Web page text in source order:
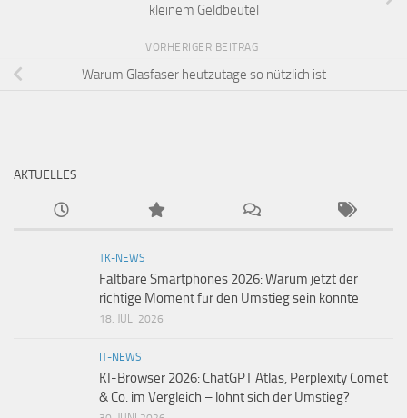
kleinem Geldbeutel
VORHERIGER BEITRAG
Warum Glasfaser heutzutage so nützlich ist
AKTUELLES
TK-NEWS
Faltbare Smartphones 2026: Warum jetzt der
richtige Moment für den Umstieg sein könnte
18. JULI 2026
IT-NEWS
KI-Browser 2026: ChatGPT Atlas, Perplexity Comet
& Co. im Vergleich – lohnt sich der Umstieg?